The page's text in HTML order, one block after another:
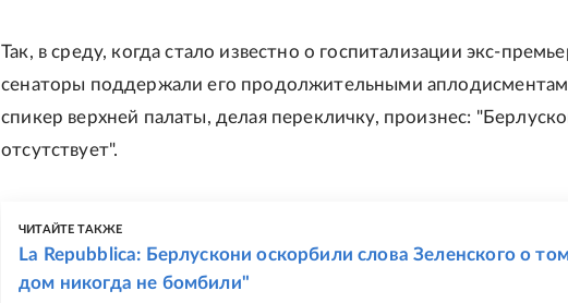
Так, в среду, когда стало известно о госпитализации экс-
сенаторы поддержали его продолжительными
спикер верхней палаты, делая перекличку, произнес:
отсутствует".
ЧИТАЙТЕ ТАКЖЕ
La Repubblica: Берлускони оскорбили слова Зеленского о
дом никогда не бомбили"